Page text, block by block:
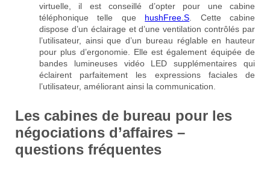
virtuelle, il est conseillé d’opter pour une cabine
téléphonique telle que hushFree.S . Cette cabine
dispose d’un éclairage et d’une ventilation contrôlés par
l’utilisateur, ainsi que d’un bureau réglable en hauteur
pour plus d’ergonomie. Elle est également équipée de
bandes lumineuses vidéo LED supplémentaires qui
éclairent parfaitement les expressions faciales de
l’utilisateur, améliorant ainsi la communication.
Les cabines de bureau pour les
négociations d’affaires –
questions fréquentes